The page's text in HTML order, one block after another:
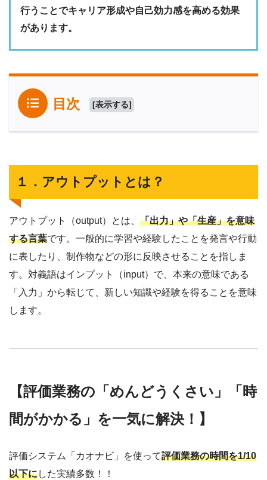
行うことでキャリア形成や自己効力感を高める効果
があります。
目次 [表示する]
１．アウトプットとは？
アウトプット（output）とは、 「出力」や「生産」を意味
する言葉です。一般的に学習や経験したことを発言や行動
に表したり、制作物などの形に反映させることを指しま
す。対義語はインプット（input）で、本来の意味である
「入力」から転じて、新しい知識や経験を得ることを意味
します。
【評価業務の「めんどうくさい」「時
間がかかる」を一気に解決！】
評価システム「カオナビ」を使って評価業務の時間を1/10
以下にした実績多数！！